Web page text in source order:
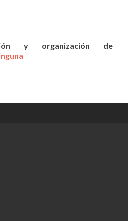
y organización de